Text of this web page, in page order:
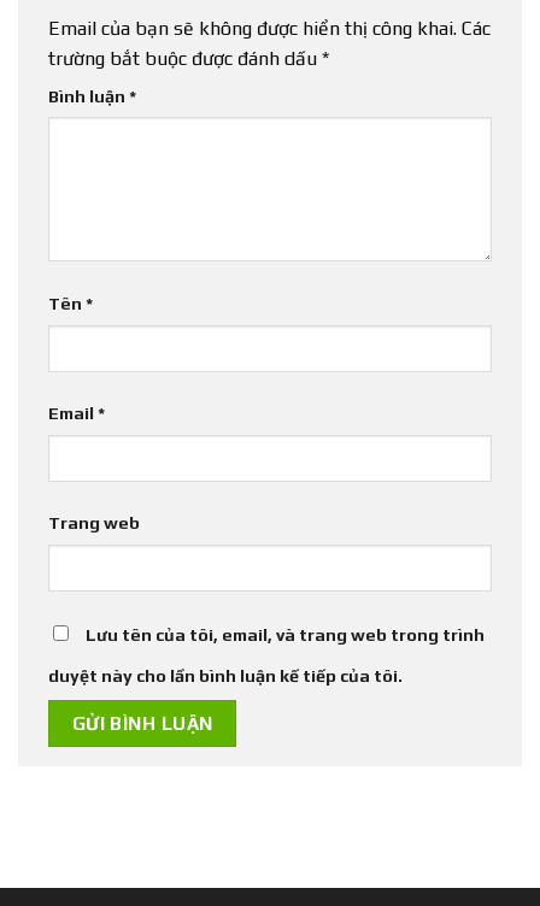
Email của bạn sẽ không được hiển thị công khai. Các
trường bắt buộc được đánh dấu *
Bình luận *
Tên *
Email *
Trang web
Lưu tên của tôi, email, và trang web trong trình
duyệt này cho lần bình luận kế tiếp của tôi.